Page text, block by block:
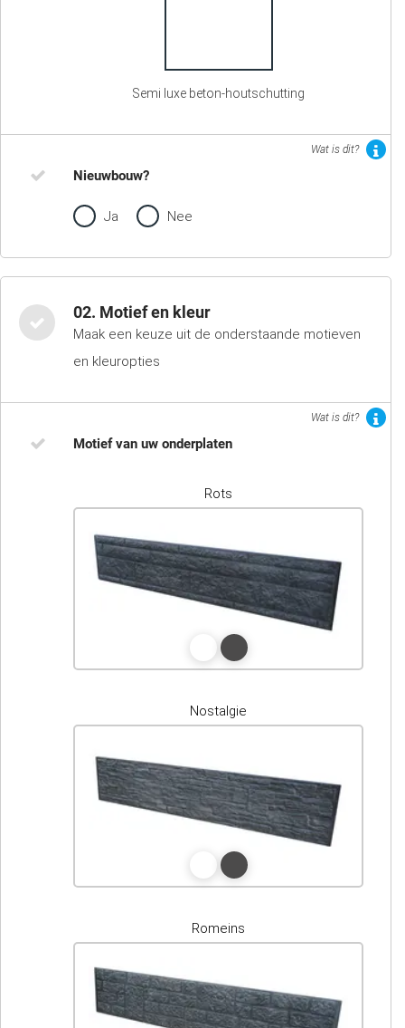
Semi luxe beton-houtschutting
Wat is dit?
Nieuwbouw?
Ja Nee
02. Motief en kleur
Maak een keuze uit de onderstaande motieven
en kleuropties
Wat is dit?
Motief van uw onderplaten
Rots
Nostalgie
Romeins